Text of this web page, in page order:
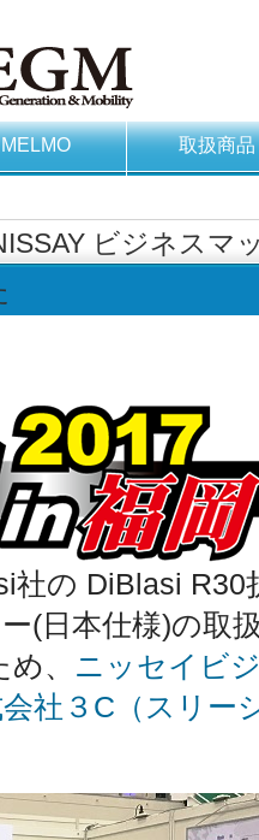
MELMO 取扱商品
ビジネスマ
社の DiBlasi R30
(日本仕様)の取
、 ニッセイビ
社３C（スリー